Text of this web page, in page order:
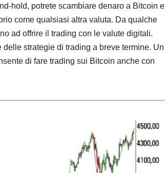
hold, potrete scambiare denaro a Bitcoin e
come qualsiasi altra valuta. Da qualche
ad offrire il trading con le valute digitali.
strategie di trading a breve termine. Un
di fare trading sui Bitcoin anche con